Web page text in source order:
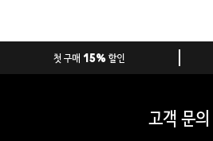
첫 구매 15% 할인
고객 문의